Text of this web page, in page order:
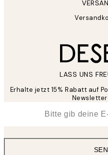
LASS UNS
Erhalte jetzt 15% Rabatt auf